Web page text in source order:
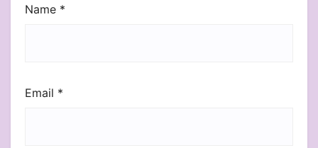
Name *
Email *